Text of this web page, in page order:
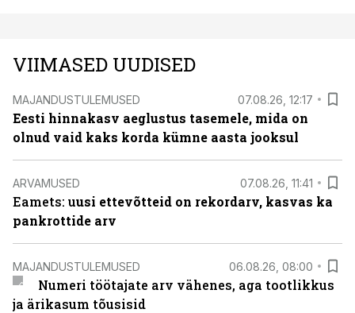
VIIMASED UUDISED
MAJANDUSTULEMUSED 07.08.26, 12:17
Eesti hinnakasv aeglustus tasemele, mida on
olnud vaid kaks korda kümne aasta jooksul
ARVAMUSED 07.08.26, 11:41
Eamets: uusi ettevõtteid on rekordarv, kasvas ka
pankrottide arv
MAJANDUSTULEMUSED 06.08.26, 08:00
Numeri töötajate arv vähenes, aga tootlikkus
ja ärikasum tõusisid